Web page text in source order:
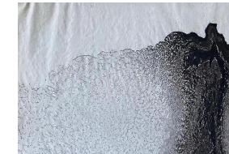
ABDELKADER
LA PRESSE AU SUJET
TÉMOIGNAGES AU SUJET
CATALOGUE DES